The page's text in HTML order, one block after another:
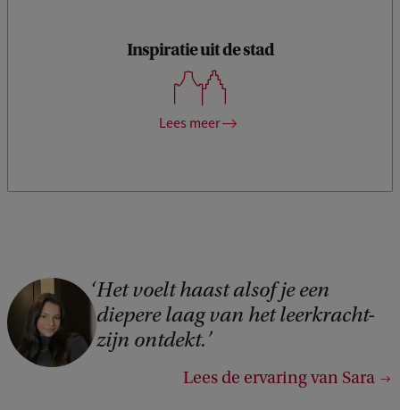
Inspiratie uit de stad
Lees meer
In Amsterdam vind je in elke wijk wel theaters, musea,
verschillende talen, culturen en geschiedenis. Die diversiteit
vormt een perfecte inspiratiebron voor jouw lessen.
C
o
Het voelt haast alsof je een
diepere laag van het leerkracht-
zijn ontdekt.
Lees de ervaring van Sara